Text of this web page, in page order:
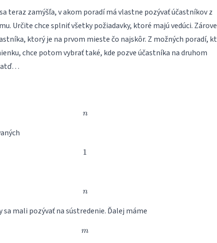
teraz zamýšľa, v akom poradí má vlastne pozývať účastníkov z
Určite chce splniť všetky požiadavky, ktoré majú vedúci.
ktorý je na prvom mieste čo najskôr. Z možných poradí,
chce potom vybrať také, kde pozve účastníka na druhom
atď…
n
n
1
1
n
n
sa mali pozývať na sústredenie. Ďalej máme
m
m